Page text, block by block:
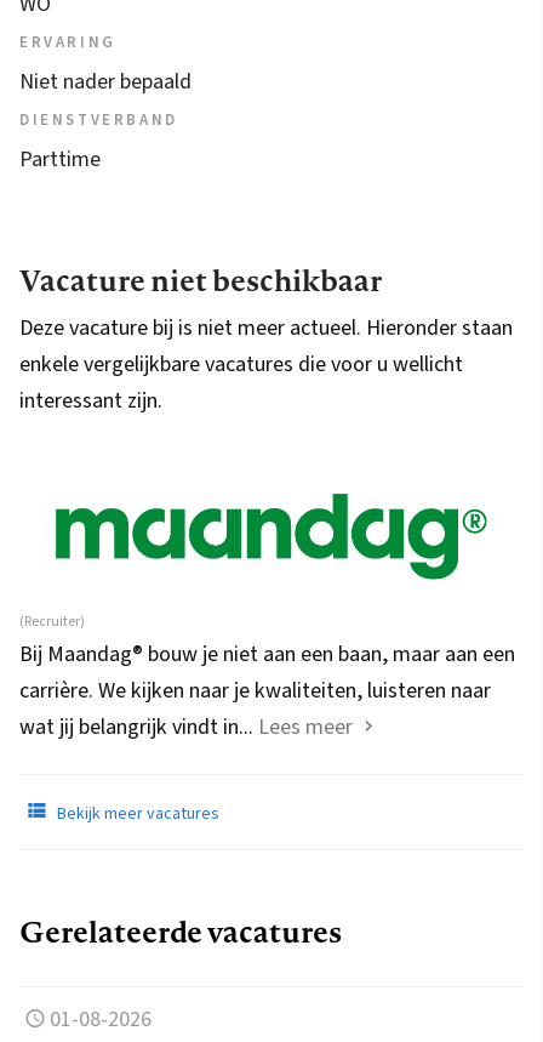
ERVARING
Niet nader bepaald
DIENSTVERBAND
Parttime
Vacature niet beschikbaar
Deze vacature bij is niet meer actueel. Hieronder staan
enkele vergelijkbare vacatures die voor u wellicht
interessant zijn.
(Recruiter)
Bij Maandag® bouw je niet aan een baan, maar aan een
carrière. We kijken naar je kwaliteiten, luisteren naar
wat jij belangrijk vindt in... Lees meer
Bekijk meer vacatures
Gerelateerde vacatures
01-08-2026